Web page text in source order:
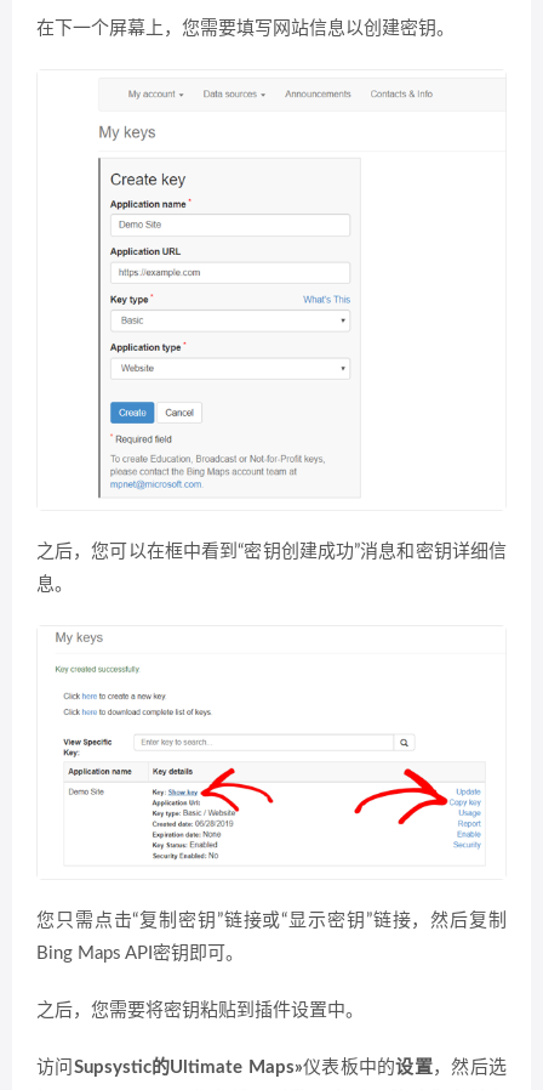
在下一个屏幕上，您需要填写网站信息以创建密钥。
之后，您可以在框中看到“密钥创建成功”消息和密钥详细信
息。
您只需点击“复制密钥”链接或“显示密钥”链接，然后复制
Bing Maps API密钥即可。
之后，您需要将密钥粘贴到插件设置中。
访问 Supsystic的Ultimate Maps»仪表板中的设置，然后选